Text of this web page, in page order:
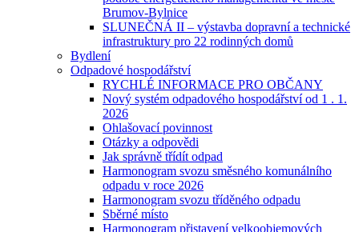
Brumov-Bylnice
SLUNEČNÁ II – výstavba dopravní a technické
infrastruktury pro 22 rodinných domů
Bydlení
Odpadové hospodářství
RYCHLÉ INFORMACE PRO OBČANY
Nový systém odpadového hospodářství od 1 . 1.
2026
Ohlašovací povinnost
Otázky a odpovědi
Jak správně třídít odpad
Harmonogram svozu směsného komunálního
odpadu v roce 2026
Harmonogram svozu tříděného odpadu
Sběrné místo
Harmonogram přistavení velkoobjemových